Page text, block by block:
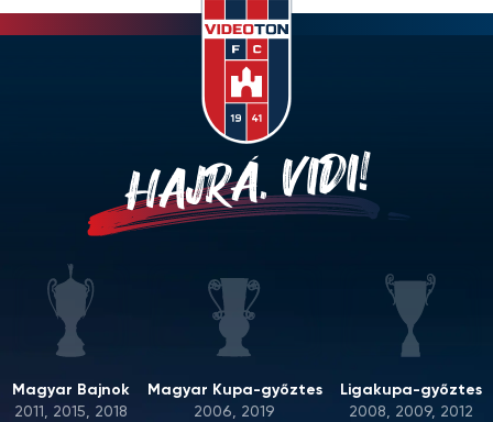
HAJRÁ, VIDI!
Magyar Bajnok
2011, 2015, 2018
Magyar Kupa-győztes
2006, 2019
Ligakupa-győztes
2008, 2009, 2012